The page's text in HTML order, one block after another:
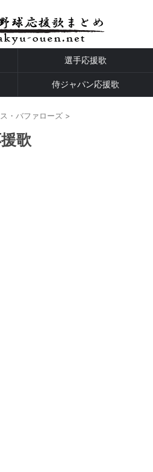
選手応援歌
侍ジャパン応援歌
・バファローズ >
歌